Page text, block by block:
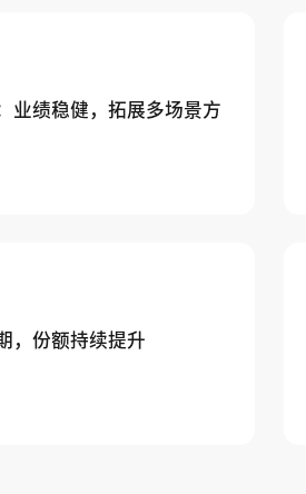
业绩稳健，拓展多场景方
，份额持续提升